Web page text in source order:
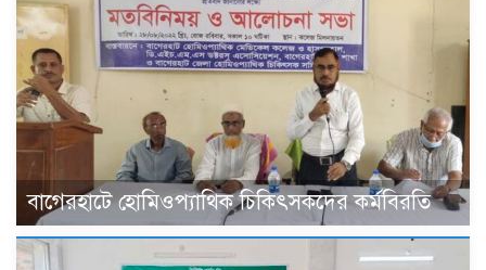
বাগেরহাটে হোমিওপ্যাথিক চিকিৎসকদের কর্মবিরতি